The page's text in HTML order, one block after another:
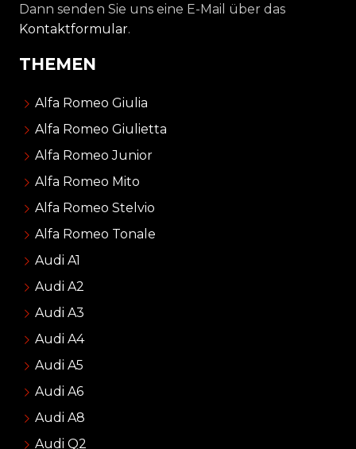
Dann senden Sie uns eine E-Mail über das
Kontaktformular.
THEMEN
Alfa Romeo Giulia
Alfa Romeo Giulietta
Alfa Romeo Junior
Alfa Romeo Mito
Alfa Romeo Stelvio
Alfa Romeo Tonale
Audi A1
Audi A2
Audi A3
Audi A4
Audi A5
Audi A6
Audi A8
Audi Q2